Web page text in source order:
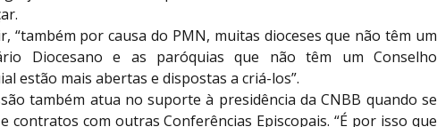
“também por causa do PMN, muitas dioceses que não têm um
Diocesano e as paróquias que não têm um Conselho
estão mais abertas e dispostas a criá-los”.
também atua no suporte à presidência da CNBB quando se
contratos com outras Conferências Episcopais. “É por isso que